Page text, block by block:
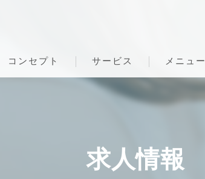
コンセプト サービス メニュー
求人情報